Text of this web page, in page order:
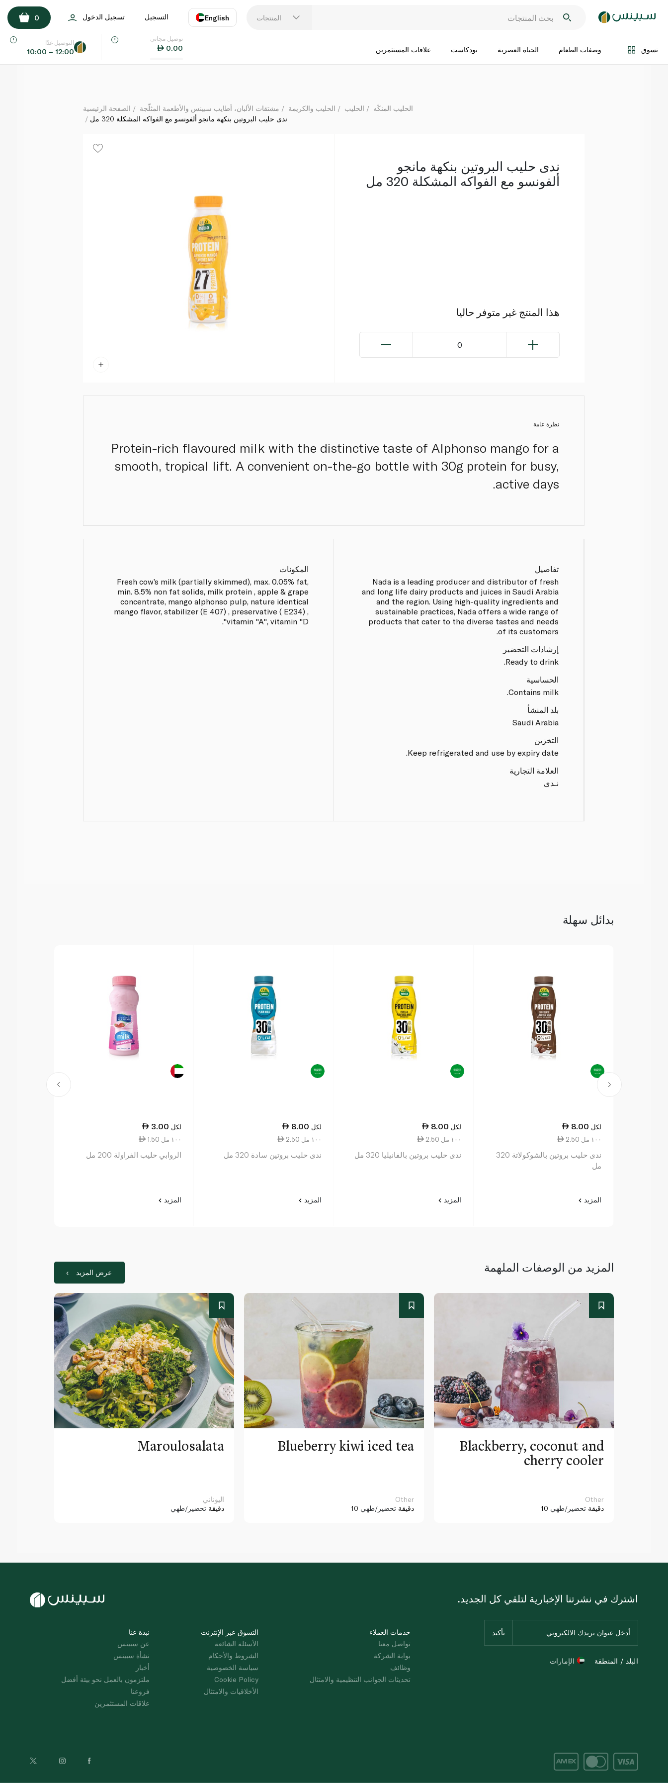
المنتجات English
اللغة
التسجيل تسجيل الدخول 0
تسوق وصفات الطعام الحياة العصرية بودكاست علاقات المستثمرين
توصيل مجاني
0.00
التوصيل غدًا
10:00 – 12:00
ندى حليب البروتين بنكهة مانجو ألفونسو مع الفواكه المشكلة 320 مل
اضف الى السلة
الصفحة الرئيسية مشتقات الألبان، أطايب سبينس والأطعمة المثلّجة الحليب والكريمة الحليب
الحليب المنكّه
ندى حليب البروتين بنكهة مانجو ألفونسو مع الفواكه المشكلة 320 مل
ندى حليب البروتين بنكهة مانجو
ألفونسو مع الفواكه المشكلة 320 مل
هذا المنتج غير متوفر حاليا
0
نظرة عامة
Protein-rich flavoured milk with the distinctive taste of Alphonso mango for a
smooth, tropical lift. A convenient on-the-go bottle with 30g protein for busy,
active days.
تفاصيل
Nada is a leading producer and distributor of fresh
and long life dairy products and juices in Saudi Arabia
and the region. Using high-quality ingredients and
sustainable practices, Nada offers a wide range of
products that cater to the diverse tastes and needs
of its customers.
إرشادات التحضير
Ready to drink.
الحساسية
Contains milk.
بلد المنشأ
Saudi Arabia
التخزين
Keep refrigerated and use by expiry date.
العلامة التجارية
نـدى
المكونات
Fresh cow’s milk (partially skimmed), max. 0.05% fat,
min. 8.5% non fat solids, milk protein , apple & grape
concentrate, mango alphonso pulp, nature identical
mango flavor, stabilizer (E 407) , preservative ( E234) ,
vitamin "A", vitamin "D".
بدائل سهلة
8.00 لكل
2.50 ١٠٠ مل
ندى حليب بروتين بالشوكولاتة 320
مل
المزيد
8.00 لكل
2.50 ١٠٠ مل
ندى حليب بروتين بالفانيليا 320 مل
المزيد
8.00 لكل
2.50 ١٠٠ مل
ندى حليب بروتين سادة 320 مل
المزيد
3.00 لكل
1.50 ١٠٠ مل
الروابي حليب الفراولة 200 مل
المزيد
المزيد من الوصفات الملهمة عرض المزيد
Maroulosalata
اليوناني
دقيقة تحضير/طهي
Blueberry kiwi iced tea
Other
10 دقيقة تحضير/طهي
Blackberry, coconut and
cherry cooler
Other
10 دقيقة تحضير/طهي
نبذة عنا
عن سبينس
نشأة سبينس
أخبار
ملتزمون بالعمل نحو بيئة أفضل
فروعنا
علاقات المستثمرين
التسوق عبر الإنترنت
الأسئلة الشائعة
الشروط والأحكام
سياسة الخصوصية
Cookie Policy
الأخلاقيات والامتثال
خدمات العملاء
تواصل معنا
بوابة الشركة
وظائف
تحديثات الجوانب التنظيمية والامتثال
اشترك في نشرتنا الإخبارية لتلقي كل الجديد.
البلد / المنطقة الإمارات